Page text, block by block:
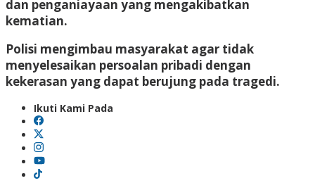
dan penganiayaan yang mengakibatkan
kematian.
Polisi mengimbau masyarakat agar tidak
menyelesaikan persoalan pribadi dengan
kekerasan yang dapat berujung pada tragedi.
Ikuti Kami Pada